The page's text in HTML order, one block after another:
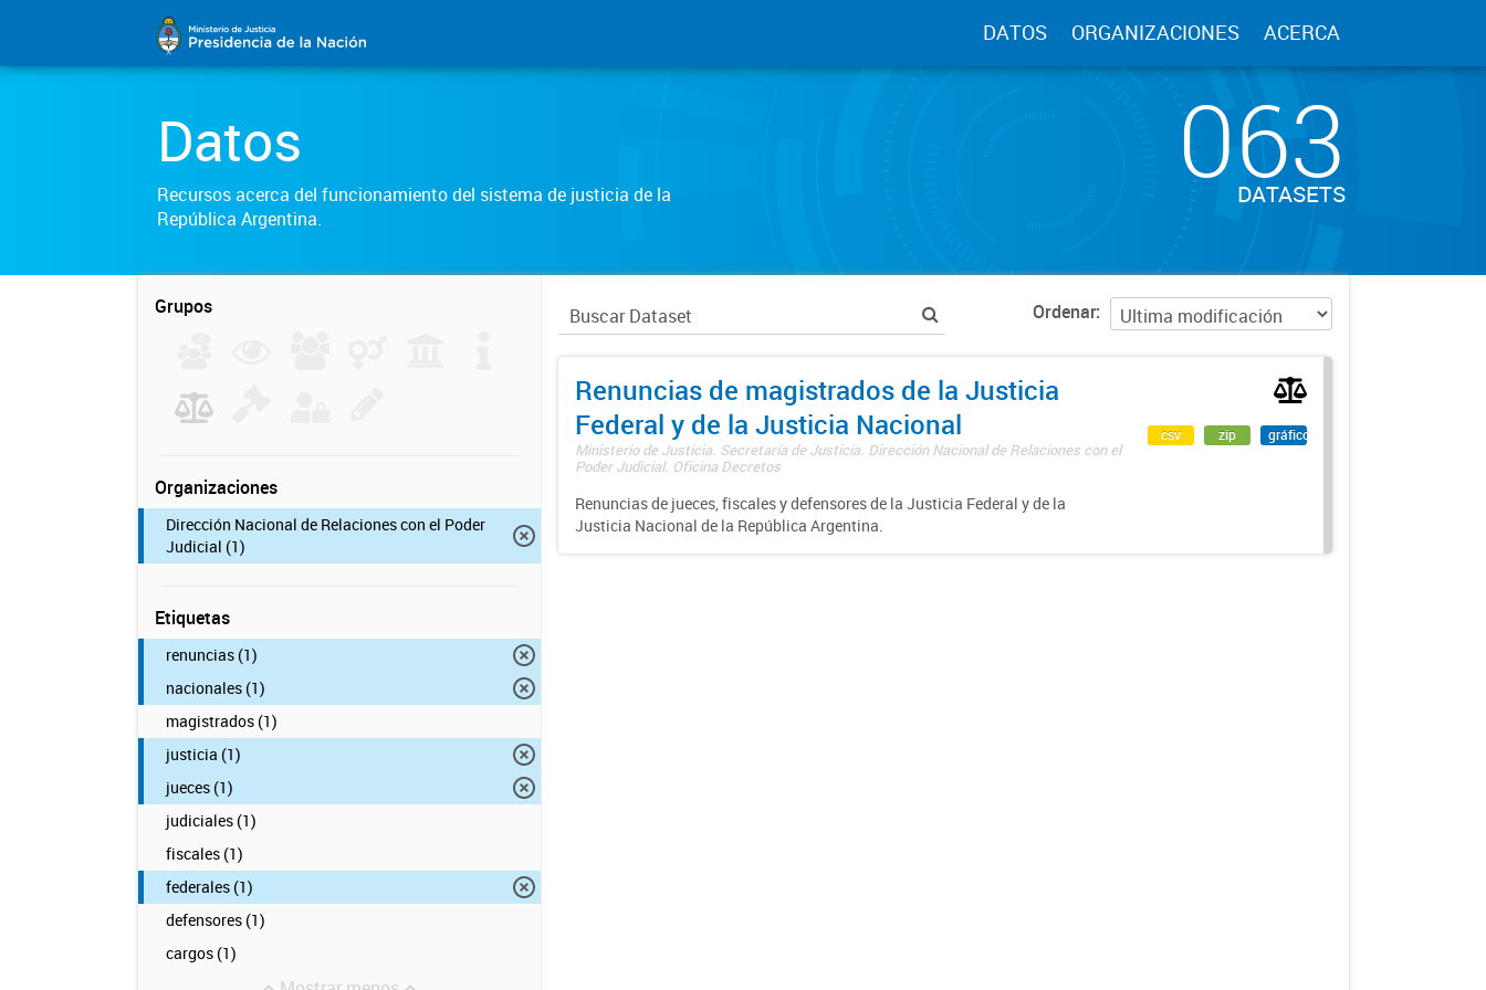
DATOS ORGANIZACIONES ACERCA
Datos
Recursos acerca del funcionamiento del sistema de justicia de la
República Argentina.
063
DATASETS
Grupos
Organizaciones
Dirección Nacional de Relaciones con el Poder
Judicial (1)
Etiquetas
renuncias (1)
nacionales (1)
magistrados (1)
justicia (1)
jueces (1)
judiciales (1)
fiscales (1)
federales (1)
defensores (1)
cargos (1)
Ordenar
Renuncias de magistrados de la Justicia
Federal y de la Justicia Nacional
Ministerio de Justicia. Secretaría de Justicia. Dirección Nacional de Relaciones con el
Poder Judicial. Oficina Decretos
Renuncias de jueces, fiscales y defensores de la Justicia Federal y de la
Justicia Nacional de la República Argentina.
csv zip gráfico